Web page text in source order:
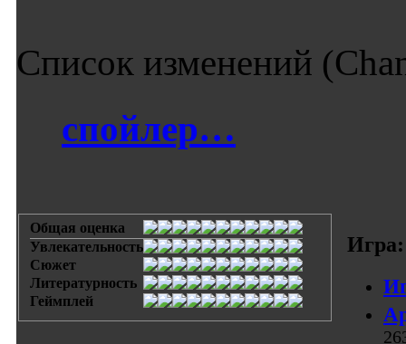
Список изменений
спойлер…
Общая оценка
Увлекательность
Сюжет
Литературность
Геймплей
Игра: